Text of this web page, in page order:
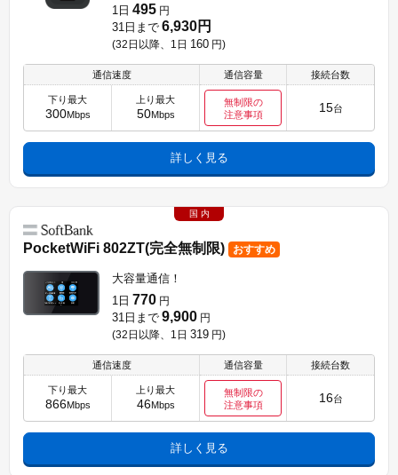
1日 495 円
31日まで 6,930円
(32日以降、1日 160 円)
通信速度 通信容量 接続台数
下り最大
300Mbps
上り最大
50Mbps
無制限の
注意事項
15台
詳しく見る
国 内
PocketWiFi 802ZT(完全無制限) おすすめ
大容量通信！
1日 770 円
31日まで 9,900 円
(32日以降、1日 319 円)
通信速度 通信容量 接続台数
下り最大
866Mbps
上り最大
46Mbps
無制限の
注意事項
16台
詳しく見る